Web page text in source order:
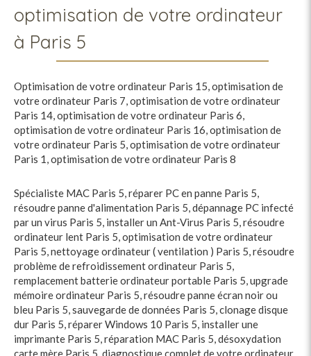
optimisation de votre ordinateur
à Paris 5
Optimisation de votre ordinateur Paris 15,optimisation de
votre ordinateur Paris 7,optimisation de votre ordinateur
Paris 14,optimisation de votre ordinateur Paris 6,
optimisation de votre ordinateur Paris 16,optimisation de
votre ordinateur Paris 5,optimisation de votre ordinateur
Paris 1,optimisation de votre ordinateur Paris 8
Spécialiste MAC Paris 5,réparer PC en panne Paris 5,
résoudre panne d'alimentation Paris 5,dépannage PC infecté
par un virus Paris 5, installer un Ant-Virus Paris 5,résoudre
ordinateur lent Paris 5,optimisation de votre ordinateur
Paris 5,nettoyage ordinateur ( ventilation ) Paris 5,résoudre
problème de refroidissement ordinateur Paris 5,
remplacement batterie ordinateur portable Paris 5,upgrade
mémoire ordinateur Paris 5,résoudre panne écran noir ou
bleu Paris 5,sauvegarde de données Paris 5,clonage disque
dur Paris 5,réparer Windows 10 Paris 5, installer une
imprimante Paris 5,réparation MAC Paris 5,désoxydation
carte mère Paris 5,diagnostique complet de votre ordinateur